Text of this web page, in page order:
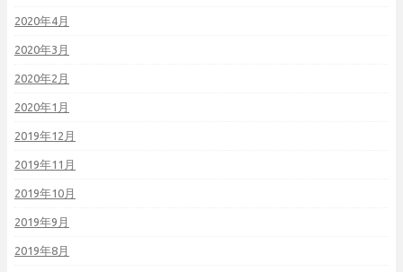
2020年4月
2020年3月
2020年2月
2020年1月
2019年12月
2019年11月
2019年10月
2019年9月
2019年8月